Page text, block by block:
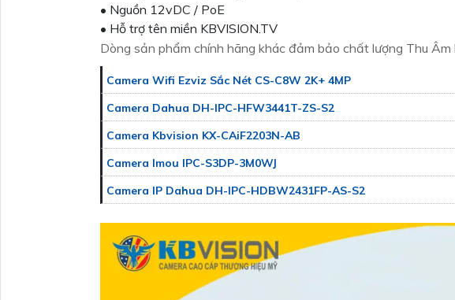
• Nguồn 12vDC / PoE
• Hỗ trợ tên miền KBVISION.TV
Dòng sản phẩm chính hãng khác đảm bảo chất lượng Thu Âm
Camera Wifi Ezviz Sắc Nét CS-C8W 2K+ 4MP
Camera Dahua DH-IPC-HFW3441T-ZS-S2
Camera Kbvision KX-CAiF2203N-AB
Camera Imou IPC-S3DP-3M0WJ
Camera IP Dahua DH-IPC-HDBW2431FP-AS-S2